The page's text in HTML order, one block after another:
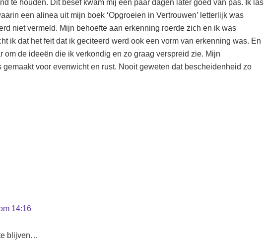
te houden. Dit besef kwam mij een paar dagen later goed van pas. Ik las
een alinea uit mijn boek ‘Opgroeien in Vertrouwen’ letterlijk was
niet vermeld. Mijn behoefte aan erkenning roerde zich en ik was
ik dat het feit dat ik geciteerd werd ook een vorm van erkenning was. En
om de ideeën die ik verkondig en zo graag verspreid zie. Mijn
voor evenwicht en rust. Nooit geweten dat bescheidenheid zo
14:16
blijven…